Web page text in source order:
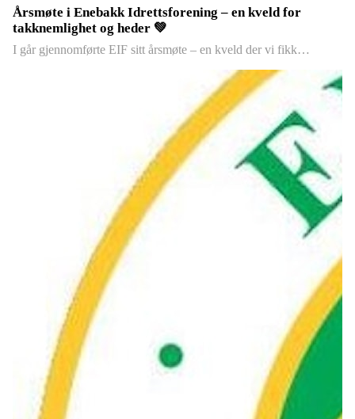
Årsmøte i Enebakk Idrettsforening – en kveld for
takknemlighet og heder 💚
I går gjennomførte EIF sitt årsmøte – en kveld der vi fikk…